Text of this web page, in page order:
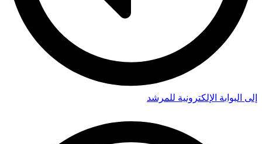
إلى البوابة الإلكترونية للمرشد